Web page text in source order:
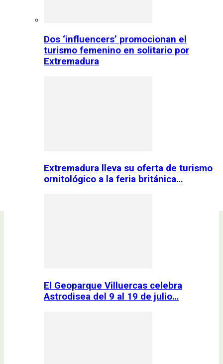
Dos ‘influencers’ promocionan el
turismo femenino en solitario por
Extremadura
Extremadura lleva su oferta de turismo
ornitológico a la feria británica…
El Geoparque Villuercas celebra
Astrodisea del 9 al 19 de julio…